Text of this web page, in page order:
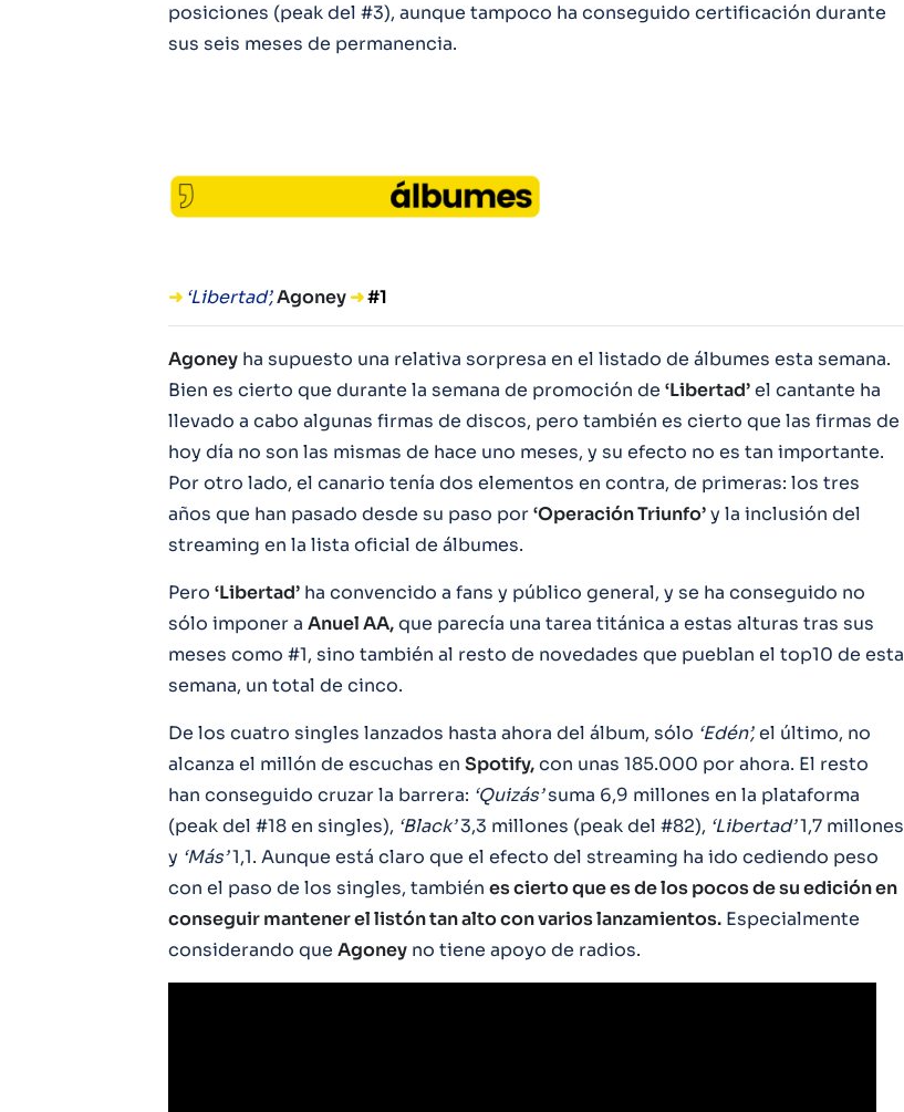
posiciones (peak del #3), aunque tampoco ha conseguido certificación durante
sus seis meses de permanencia.
➜ ‘Libertad’,Agoney➜#1
Agoney ha supuesto una relativa sorpresa en el listado de álbumes esta semana.
Bien es cierto que durante la semana de promoción de ‘Libertad’el cantante ha
llevado a cabo algunas firmas de discos, pero también es cierto que las firmas de
hoy día no son las mismas de hace uno meses, y su efecto no es tan importante.
Por otro lado, el canario tenía dos elementos en contra, de primeras: los tres
años que han pasado desde su paso por‘Operación Triunfo’y la inclusión del
streaming en la lista oficial de álbumes.
Pero ‘Libertad’ ha convencido a fans y público general, y se ha conseguido no
sólo imponer a Anuel AA,que parecía una tarea titánica a estas alturas tras sus
meses como #1, sino también al resto de novedades que pueblan el top10 de esta
semana, un total de cinco.
De los cuatro singles lanzados hasta ahora del álbum, sólo ‘Edén’,el último, no
alcanza el millón de escuchas en Spotify,con unas 185.000 por ahora. El resto
han conseguido cruzar la barrera: ‘Quizás’suma 6,9 millones en la plataforma
(peak del #18 en singles), ‘Black’3,3 millones (peak del #82), ‘Libertad’1,7 millones
y ‘Más’1,1. Aunque está claro que el efecto del streaming ha ido cediendo peso
con el paso de los singles, también es cierto que es de los pocos de su edición en
conseguir mantener el listón tan alto con varios lanzamientos. Especialmente
considerando que Agoney no tiene apoyo de radios.